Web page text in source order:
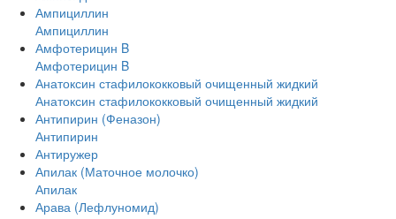
Ампициллин
Ампициллин
Амфотерицин B
Амфотерицин B
Анатоксин стафилококковый очищенный жидкий
Анатоксин стафилококковый очищенный жидкий
Антипирин (Феназон)
Антипирин
Антиружер
Апилак (Маточное молочко)
Апилак
Арава (Лефлуномид)